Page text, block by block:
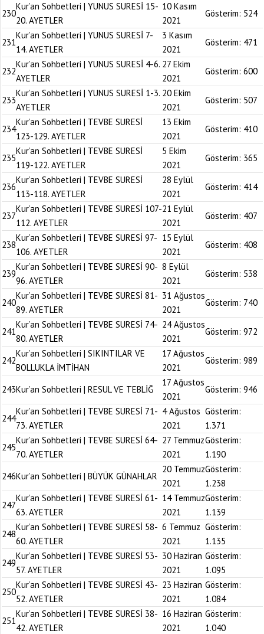
230
Kur’an Sohbetleri | YUNUS SURESİ 15-
20. AYETLER
10 Kasım
2021
Gösterim: 524
231
Kur’an Sohbetleri | YUNUS SURESİ 7-
14. AYETLER
3 Kasım
2021
Gösterim: 471
232
Kur’an Sohbetleri | YUNUS SURESİ 4-6.
AYETLER
27 Ekim
2021
Gösterim: 600
233
Kur’an Sohbetleri | YUNUS SURESİ 1-3.
AYETLER
20 Ekim
2021
Gösterim: 507
234
Kur’an Sohbetleri | TEVBE SURESİ
123-129. AYETLER
13 Ekim
2021
Gösterim: 410
235
Kur’an Sohbetleri | TEVBE SURESİ
119-122. AYETLER
5 Ekim
2021
Gösterim: 365
236
Kur’an Sohbetleri | TEVBE SURESİ
113-118. AYETLER
28 Eylül
2021
Gösterim: 414
237
Kur’an Sohbetleri | TEVBE SURESİ 107-
112. AYETLER
21 Eylül
2021
Gösterim: 407
238
Kur’an Sohbetleri | TEVBE SURESİ 97-
106. AYETLER
15 Eylül
2021
Gösterim: 408
239
Kur’an Sohbetleri | TEVBE SURESİ 90-
96. AYETLER
8 Eylül
2021
Gösterim: 538
240
Kur’an Sohbetleri | TEVBE SURESİ 81-
89. AYETLER
31 Ağustos
2021
Gösterim: 740
241
Kur’an Sohbetleri | TEVBE SURESİ 74-
80. AYETLER
24 Ağustos
2021
Gösterim: 972
242
Kur’an Sohbetleri | SIKINTILAR VE
BOLLUKLA İMTİHAN
17 Ağustos
2021
Gösterim: 989
243Kur’an Sohbetleri | RESUL VE TEBLİĞ
17 Ağustos
2021
Gösterim: 946
244
Kur’an Sohbetleri | TEVBE SURESİ 71-
73. AYETLER
4 Ağustos
2021
Gösterim:
1.371
245
Kur’an Sohbetleri | TEVBE SURESİ 64-
70. AYETLER
27 Temmuz
2021
Gösterim:
1.190
246Kur’an Sohbetleri | BÜYÜK GÜNAHLAR
20 Temmuz
2021
Gösterim:
1.238
247
Kur’an Sohbetleri | TEVBE SURESİ 61-
63. AYETLER
14 Temmuz
2021
Gösterim:
1.139
248
Kur’an Sohbetleri | TEVBE SURESİ 58-
60. AYETLER
6 Temmuz
2021
Gösterim:
1.135
249
Kur’an Sohbetleri | TEVBE SURESİ 53-
57. AYETLER
30 Haziran
2021
Gösterim:
1.095
250
Kur’an Sohbetleri | TEVBE SURESİ 43-
52. AYETLER
23 Haziran
2021
Gösterim:
1.084
251
Kur’an Sohbetleri | TEVBE SURESİ 38-
42. AYETLER
16 Haziran
2021
Gösterim:
1.040